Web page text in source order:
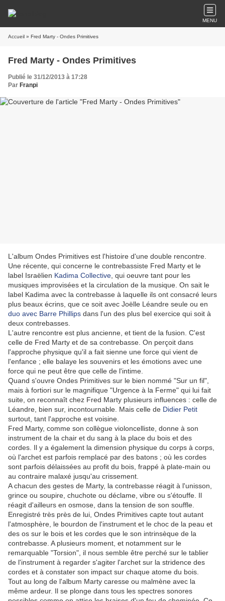
MENU
Accueil » Fred Marty - Ondes Primitives
Fred Marty - Ondes Primitives
Publié le 31/12/2013 à 17:28
Par Franpi
L'album Ondes Primitives est l'histoire d'une double rencontre.
Une récente, qui concerne le contrebassiste Fred Marty et le
label Israëlien Kadima Collective , qui oeuvre tant pour les
musiques improvisées et la circulation de la musique. On sait le
label Kadima avec la contrebasse à laquelle ils ont consacré leurs
plus beaux écrins, que ce soit avec Joëlle Léandre seule ou en
duo avec Barre Phillips dans l'un des plus bel exercice qui soit à
deux contrebasses.
L'autre rencontre est plus ancienne, et tient de la fusion. C'est
celle de Fred Marty et de sa contrebasse. On perçoit dans
l'approche physique qu'il a fait sienne une force qui vient de
l'enfance ; elle balaye les souvenirs et les émotions avec une
force qui ne peut être que celle de l'intime.
Quand s'ouvre Ondes Primitives sur le bien nommé "Sur un fil",
mais à fortiori sur le magnifique "Urgence à la Ferme" qui lui fait
suite, on reconnaît chez Fred Marty plusieurs influences : celle de
Léandre, bien sur, incontournable. Mais celle de Didier Petit
surtout, tant l'approche est voisine.
Fred Marty, comme son collègue violoncelliste, donne à son
instrument de la chair et du sang à la place du bois et des
cordes. Il y a également la dimension physique du corps à corps,
où l'archet est parfois remplacé par des batons ; où les cordes
sont parfois délaissées au profit du bois, frappé à plate-main ou
au contraire malaxé jusqu'au crissement.
A chacun des gestes de Marty, la contrebasse réagit à l'unisson,
grince ou soupire, chuchote ou déclame, vibre ou s'étouffe. Il
réagit d'ailleurs en osmose, dans la tension de son souffle.
Enregistré très près de lui, Ondes Primitives capte tout autant
l'atmosphère, le bourdon de l'instrument et le choc de la peau et
des os sur le bois et les cordes que le son intrinsèque de la
contrebasse. A plusieurs moment, et notamment sur le
remarquable "Torsion", il nous semble être perché sur le tablier
de l'instrument à regarder s'agiter l'archet sur la stridence des
cordes et à constater son impact sur chaque atome du bois.
Tout au long de l'album Marty caresse ou malmène avec la
même ardeur. Il se plonge dans tous les spectres sonores